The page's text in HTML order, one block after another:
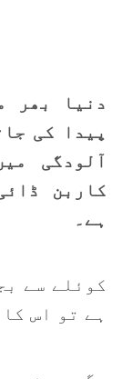
دنیا بھر
پیدا کی
آلودگی
کاربن
ہے۔
کوئلے سے
ہے تو اس